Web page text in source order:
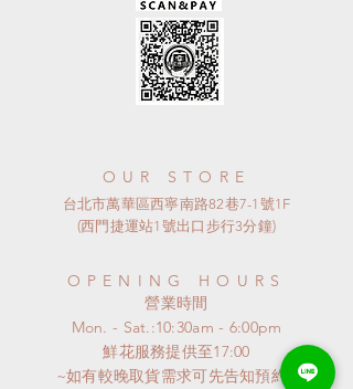
OUR STORE
台北市萬華區西寧南路82巷7-1號1F
(西門捷運站1號出口步行3分鐘)
OPENING HOURS
​營業時間
Mon. - Sat.:10:30am - 6:00pm
​鮮花服務提供至17:00
~如有較晚取貨需求可先告知預約~